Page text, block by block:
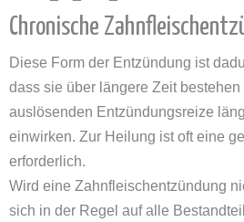
Chronische
Diese Form der Entzündung ist
dass sie über längere Zeit
auslösenden Entzündungsreize
einwirken. Zur Heilung ist oft eine
erforderlich.
Wird eine Zahnfleischentzündung
sich in der Regel auf alle